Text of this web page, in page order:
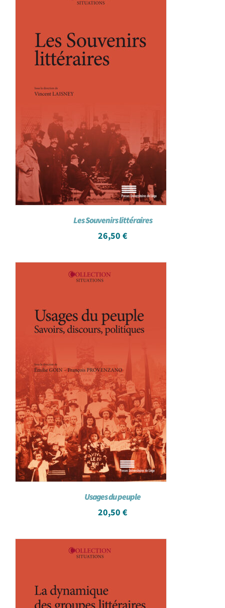
Panier WooCommerce
Les Souvenirs littéraires
26,50 €
Usages du peuple
20,50 €